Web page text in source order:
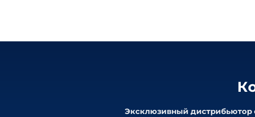
Эксклюзивный дистрибьютор